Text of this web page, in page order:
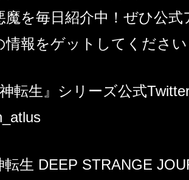
魔を毎日紹介中！ぜひ公
情報をゲットしてくださ
転生』シリーズ公式
転生 DEEP STRANGE